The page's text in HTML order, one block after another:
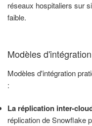
réseaux hospitaliers sur
faible.
Modèles
Modèles d'intégration
:
La réplication inter-
réplication de Snowflake